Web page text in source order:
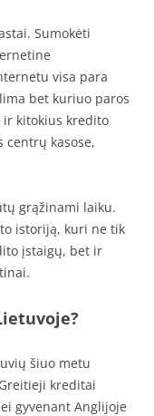
Sumokėti
visa para
bet kuriuo paros
kitokius kredito
centrų kasose,
grąžinami laiku.
istoriją, kuri ne tik
įstaigų, bet ir
šiuo metu
kreditai
gyvenant Anglijoje